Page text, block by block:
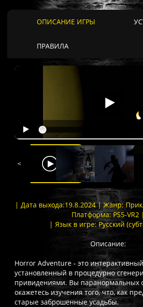
ОПИСАНИЕ ИГРЫ
ПРАВИЛА
<
| Дата выхода:19.8.2024 | Жанр:
Платформа: PS5-VR2 |
| Язык в игре: Русский
Описание:
Horror Adventure - это
установленный в процедурно
привидениями. Вы паранормальных
окажетесь изучения того, что, как
старые заброшенные усадьбы.